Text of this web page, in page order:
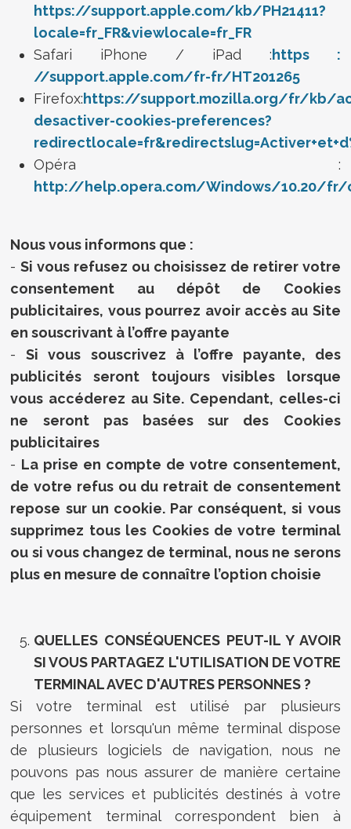
https://support.apple.com/kb/PH21411?
locale=fr_FR&viewlocale=fr_FR
Safari iPhone / iPad :https :
//support.apple.com/fr-fr/HT201265
Firefox:https://support.mozilla.org/fr/kb/
desactiver-cookies-preferences?
Opéra :
http://help.opera.com/Windows/10.20/fr/
Nous vous informons que :
-Si vous refusez ou choisissez de retirer votre
consentement au dépôt de Cookies
publicitaires, vous pourrez avoir accès au Site
en souscrivant à l’offre payante
-Si vous souscrivez à l’offre payante, des
publicités seront toujours visibles lorsque
vous accéderez au Site. Cependant, celles-ci
ne seront pas basées sur des Cookies
publicitaires
- La prise en compte de votre consentement,
de votre refus ou du retrait de consentement
repose sur un cookie. Par conséquent, si vous
supprimez tous les Cookies de votre terminal
ou si vous changez de terminal, nous ne serons
plus en mesure de connaître l’option choisie
QUELLES CONSÉQUENCES PEUT-IL Y AVOIR
SI VOUS PARTAGEZ L'UTILISATION DE VOTRE
TERMINAL AVEC D'AUTRES PERSONNES ?
Si votre terminal est utilisé par plusieurs
personnes et lorsqu'un même terminal dispose
de plusieurs logiciels de navigation, nous ne
pouvons pas nous assurer de manière certaine
que les services et publicités destinés à votre
équipement terminal correspondent bien à